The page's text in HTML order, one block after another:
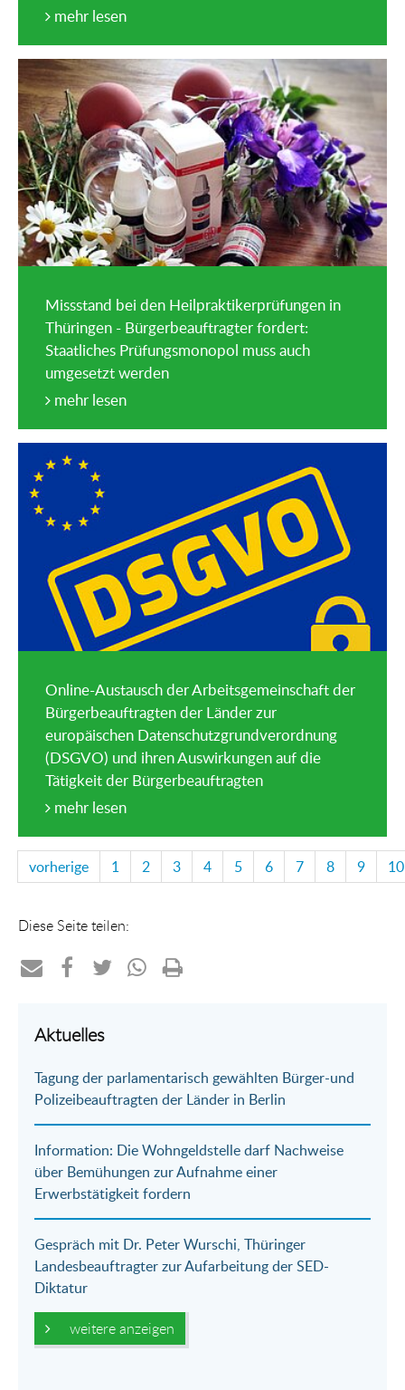
mehr lesen
Missstand bei den Heilpraktikerprüfungen in
Thüringen - Bürgerbeauftragter fordert:
Staatliches Prüfungsmonopol muss auch
umgesetzt werden
mehr lesen
Online-Austausch der Arbeitsgemeinschaft der
Bürgerbeauftragten der Länder zur
europäischen Datenschutzgrundverordnung
(DSGVO) und ihren Auswirkungen auf die
Tätigkeit der Bürgerbeauftragten
mehr lesen
vorherige 1 2 3 4 5 6 7 8 9 10
Diese Seite teilen:
per
Mail
auf
Aktuelles
Tagung der parlamentarisch gewählten Bürger-und
Polizeibeauftragten der Länder in Berlin
Information: Die Wohngeldstelle darf Nachweise
über Bemühungen zur Aufnahme einer
Erwerbstätigkeit fordern
Gespräch mit Dr. Peter Wurschi, Thüringer
Landesbeauftragter zur Aufarbeitung der SED-
Diktatur
weitere anzeigen